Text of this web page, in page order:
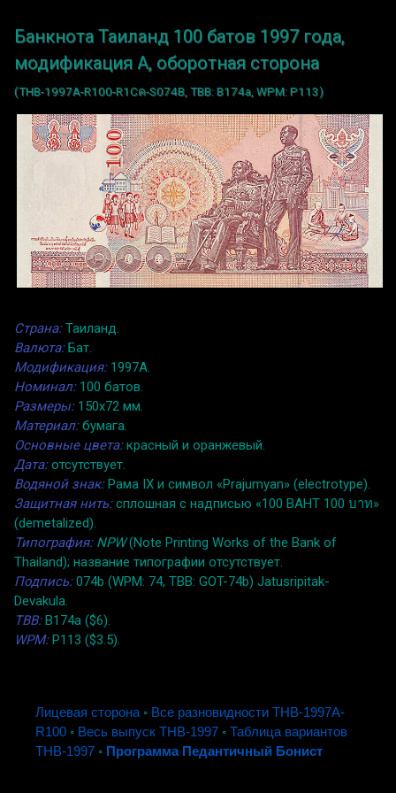
Банкнота Таиланд 100 батов 1997 года,
модификация A, оборотная сторона
(THB-1997A-R100-R1Cค-S074B, TBB: B174a, WPM: P113)
Страна:Таиланд.
Валюта:Бат.
Модификация:1997A.
Номинал:100 батов.
Размеры:150x72 мм.
Материал:бумага.
Основные цвета:красный и оранжевый.
Дата:отсутствует.
Водяной знак:Рама IX и символ «Prajumyan» (electrotype).
Защитная нить:сплошная с надписью «100 BAHT 100 บาท»
(demetalized).
Типография: NPW(Note Printing Works of the Bank of
Thailand); название типографии отсутствует.
Подпись:074b (WPM: 74, TBB: GOT-74b) Jatusripitak-
Devakula.
TBB:B174a ($6).
WPM:P113 ($3.5).
Лицевая сторона ◦ Все разновидности THB-1997A-
R100 ◦ Весь выпуск THB-1997 ◦ Таблица вариантов
THB-1997 ◦ Программа Педантичный Бонист